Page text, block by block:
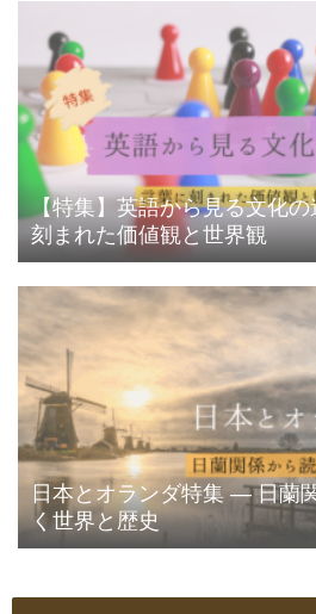
【特集】英語から見る文化
刻まれた価値観と世界観
日本とオランダ特集 ― 日蘭
く世界と歴史